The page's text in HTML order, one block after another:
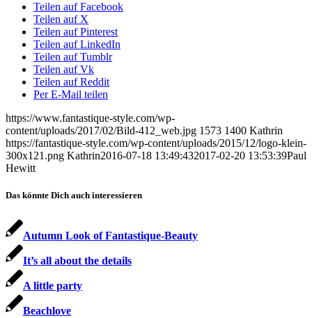
Teilen auf Facebook
Teilen auf X
Teilen auf Pinterest
Teilen auf LinkedIn
Teilen auf Tumblr
Teilen auf Vk
Teilen auf Reddit
Per E-Mail teilen
https://www.fantastique-style.com/wp-
content/uploads/2017/02/Bild-412_web.jpg 1573 1400 Kathrin
https://fantastique-style.com/wp-content/uploads/2015/12/logo-klein-
300x121.png Kathrin2016-07-18 13:49:432017-02-20 13:53:39Paul
Hewitt
Das könnte Dich auch interessieren
Autumn Look of Fantastique-Beauty
It’s all about the details
A little party
Beachlove